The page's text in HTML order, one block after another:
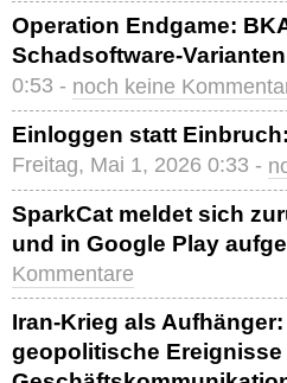
Operation Endgame:
Schadsoftware-
0:53 - noch keine
Einloggen statt
Freitag, Mai 1, 2026 0:33 -
SparkCat meldet sich
und in Google Play
Kommentare
Iran-Krieg als
geopolitische